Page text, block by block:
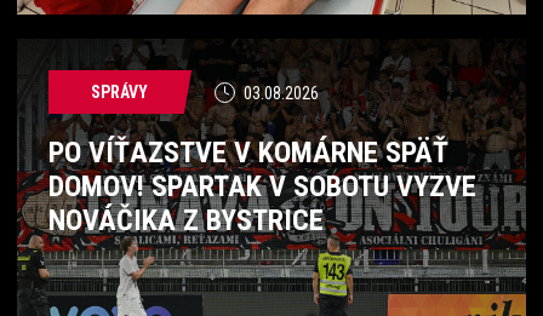
SPRÁVY 03.08.2026
PO VÍŤAZSTVE V KOMÁRNE SPÄŤ
DOMOV! SPARTAK V SOBOTU VYZVE
NOVÁČIKA Z BYSTRICE